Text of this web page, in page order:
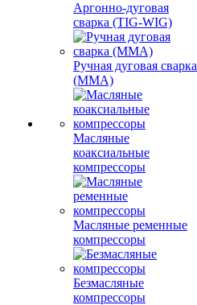
Аргонно-дуговая
сварка (TIG-WIG)
Ручная дуговая сварка
(MMA)
Масляные
коаксиальные
компрессоры
Масляные ременные
компрессоры
Безмасляные
компрессоры